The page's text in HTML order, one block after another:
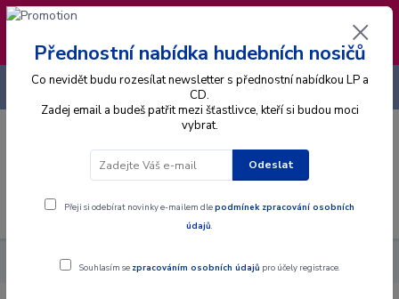
❣️ Od 4.8. do 13.8. čerpám dovolenou. Datum
expedice objednávek se posouvá na pátek
14.8.2026 🐋
Menu
CZK
+420 725 736 293
Alba CD Subway To Sally - Nord Nord Ost - CD
Přednostní nabídka hudebních nosičů
Co nevidět budu rozesílat newsletter s přednostní nabídkou LP a
CD.
Zadej email a budeš patřit mezi šťastlivce, kteří si budou moci
vybrat.
Odeslat
Přeji si odebírat novinky e-mailem dlepodmínek zpracování osobních
údajů.
Souhlasím se zpracováním osobních údajů pro účely registrace.